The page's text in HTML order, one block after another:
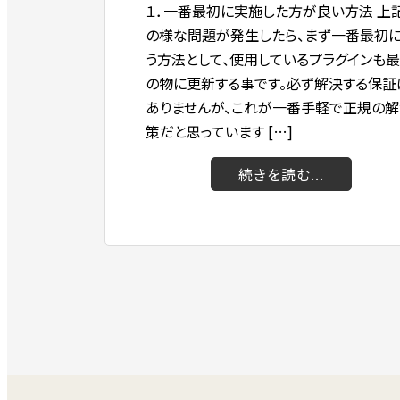
１．一番最初に実施した方が良い方法 上
の様な問題が発生したら、まず一番最初
う方法として、使用しているプラグインも
の物に更新する事です。必ず解決する保
ありませんが、これが一番手軽で正規の
策だと思っています […]
続きを読む...